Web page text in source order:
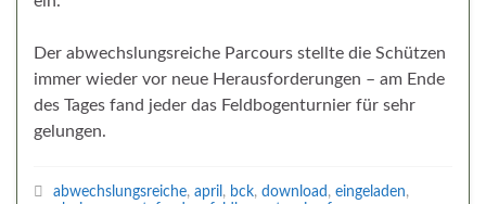
Der abwechslungsreiche Parcours stellte die Schützen
immer wieder vor neue Herausforderungen – am Ende
des Tages fand jeder das Feldbogenturnier für sehr
gelungen.
abwechslungsreiche, april , bck, download , eingeladen,